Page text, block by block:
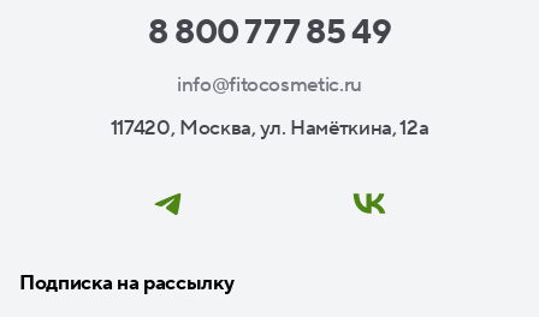
8 800 777 85 49
info@fitocosmetic.ru
117420, Москва, ул. Намёткина, 12а
Подписка на рассылку